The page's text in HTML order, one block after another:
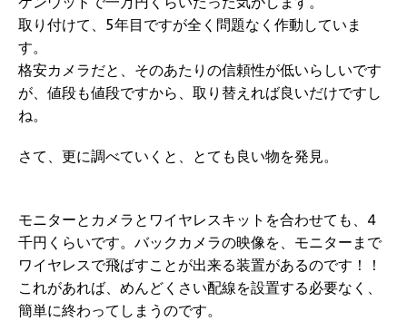
取り付けて、5年目ですが全く問題なく作動していま
す。
格安カメラだと、そのあたりの信頼性が低いらしいです
が、値段も値段ですから、取り替えれば良いだけですし
ね。
さて、更に調べていくと、とても良い物を発見。
モニターとカメラとワイヤレスキットを合わせても、4
千円くらいです。 バックカメラの映像を、モニターまで
ワイヤレスで飛ばすことが出来る装置があるのです！！
これがあれば、めんどくさい配線を設置する必要なく、
簡単に終わってしまうのです。